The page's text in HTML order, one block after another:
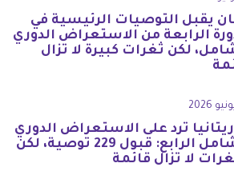
يقبل التوصيات الرئيسية في
الرابعة من الاستعراض الدوري
لكن ثغرات كبيرة لا تزال
ترد على الاستعراض الدوري
الشامل الرابع: قبول 229 توصية، لكن
لا تزال قائمة